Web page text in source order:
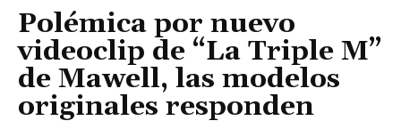
Polémica por nuevo
videoclip de “La Triple M”
de Mawell, las modelos
originales responden